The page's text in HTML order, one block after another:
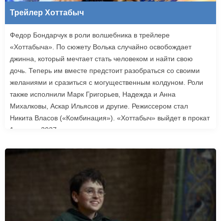
Трейлер Хоттабыч
Федор Бондарчук в роли волшебника в трейлере
«Хоттабыча». По сюжету Волька случайно освобождает
джинна, который мечтает стать человеком и найти свою
дочь. Теперь им вместе предстоит разобраться со своими
желаниями и сразиться с могущественным колдуном. Роли
также исполнили Марк Григорьев, Надежда и Анна
Михалковы, Аскар Ильясов и другие. Режиссером стал
Никита Власов («Комбинация»). «Хоттабыч» выйдет в прокат
1 января 2027 года.